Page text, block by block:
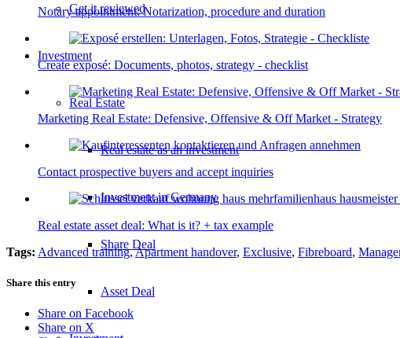
Get it reviewed
Investment
Real Estate
Real estate as an investment
Investment in Germany
Share Deal
Asset Deal
Notary appointment: Notarization, procedure and duration
Create exposé: Documents, photos, strategy - checklist
Marketing Real Estate: Defensive, Offensive & Off Market - Strategy
Contact prospective buyers and accept inquiries
Real estate asset deal: What is it? + tax example
Tags: Advanced training,Apartment handover, Exclusive, Fibreboard,
Share this entry
Share on Facebook
Share on X